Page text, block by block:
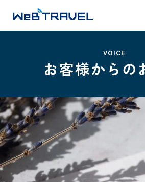
VOICE
お客様からの